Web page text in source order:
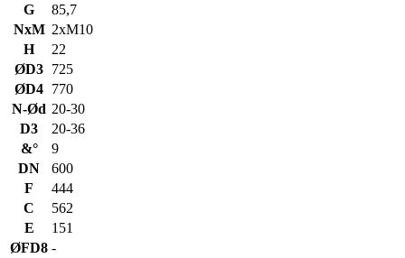
G
85,7
NxM 2xM10
H
22
ØD3 725
ØD4 770
N-Ød 20-30
D3
20-36
&°
9
DN
600
F
444
C
562
E
151
ØFD8 -